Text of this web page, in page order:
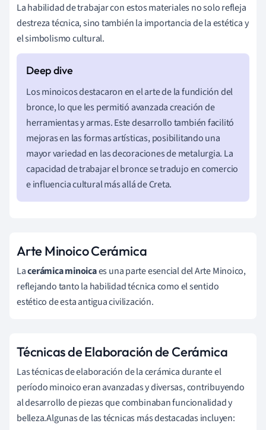
La habilidad de trabajar con estos materiales no solo refleja
destreza técnica, sino también la importancia de la estética y
el simbolismo cultural.
Los minoicos destacaron en el arte de la fundición del
bronce, lo que les permitió avanzada creación de
herramientas y armas. Este desarrollo también facilitó
mejoras en las formas artísticas, posibilitando una
mayor variedad en las decoraciones de metalurgia. La
capacidad de trabajar el bronce se tradujo en comercio
e influencia cultural más allá de Creta.
Arte Minoico Cerámica
Lacerámica minoicaes una parte esencial del Arte Minoico,
reflejando tanto la habilidad técnica como el sentido
estético de esta antigua civilización.
Técnicas de Elaboración de Cerámica
Las técnicas de elaboración de la cerámica durante el
período minoico eran avanzadas y diversas, contribuyendo
al desarrollo de piezas que combinaban funcionalidad y
belleza.Algunas de las técnicas más destacadas incluyen: